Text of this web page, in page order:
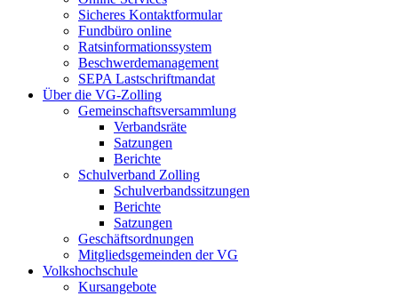
Sicheres Kontaktformular
Fundbüro online
Ratsinformationssystem
Beschwerdemanagement
SEPA Lastschriftmandat
Über die VG-Zolling
Gemeinschaftsversammlung
Verbandsräte
Satzungen
Berichte
Schulverband Zolling
Schulverbandssitzungen
Berichte
Satzungen
Geschäftsordnungen
Mitgliedsgemeinden der VG
Volkshochschule
Kursangebote